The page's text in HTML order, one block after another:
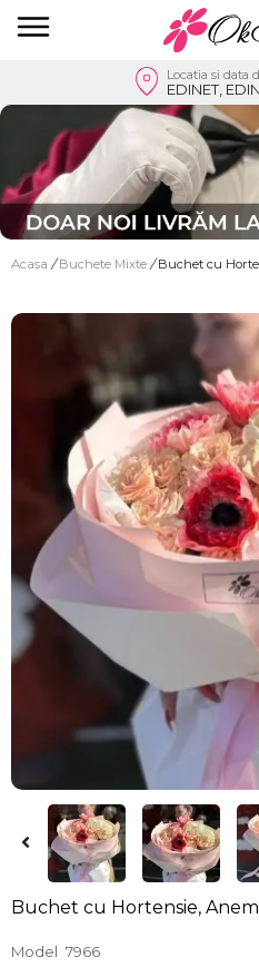
Locatia si data
EDINET,
Acasa / Buchete Mixte / Buchet cu
Buchet cu Hortensie,
Model 7966